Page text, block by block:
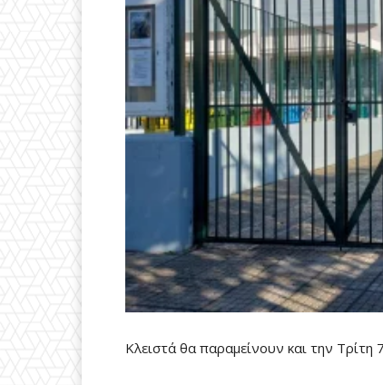
Κλειστά θα παραμείνουν και την Τρίτη